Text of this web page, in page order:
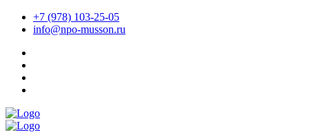
+7 (978) 103-25-05
info@npo-musson.ru